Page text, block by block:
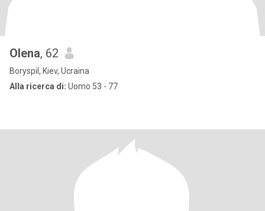
Olena, 62
Boryspil, Kiev, Ucraina
Alla ricerca di: Uomo 53 - 77